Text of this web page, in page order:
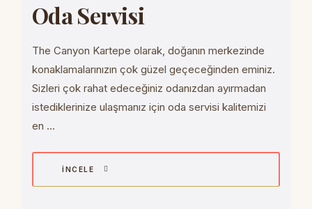
Oda Servisi
The Canyon Kartepe olarak, doğanın merkezinde
konaklamalarınızın çok güzel geçeceğinden eminiz.
Sizleri çok rahat edeceğiniz odanızdan ayırmadan
istediklerinize ulaşmanız için oda servisi kalitemizi
en ...
İNCELE